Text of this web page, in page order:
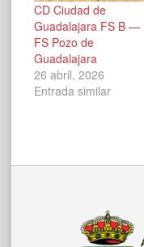
CD Ciudad de
Guadalajara FS B —
FS Pozo de
Guadalajara
26 abril, 2026
Entrada similar